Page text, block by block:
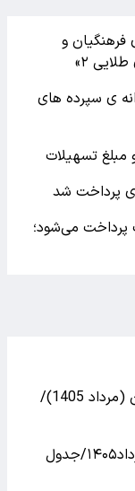
فرهنگیان و
۲»
ی سپرده های
مبلغ تسهیلات
پرداخت می‌شود؛
اولین بخشنامه فروش تویوتا BZ5 در ایران (مرداد 1405)/
قیمت خودرو در بازار آزاد چهارشنبه ۱۴ مرداد۱۴۰۵/جدول